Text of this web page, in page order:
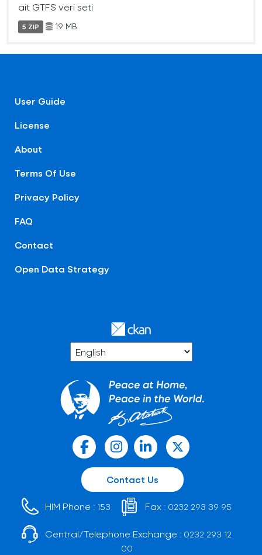
ait GTFS veri seti
5 ZIP 19 MB
User Guide
License
About
Terms Of Use
Privacy Policy
FAQ
Contact
Open Data Strategy
Contact Us
HIM Phone : 153 Fax : 0232 293 39 95
Central/Telephone Exchange : 0232 293 12
00